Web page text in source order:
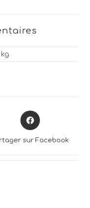
kg
Opens
in
sur Facebook